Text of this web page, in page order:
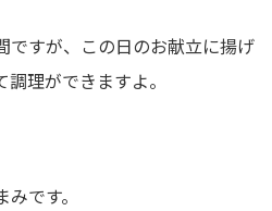
ですが、この日のお献立に揚げ
理ができますよ。
です。